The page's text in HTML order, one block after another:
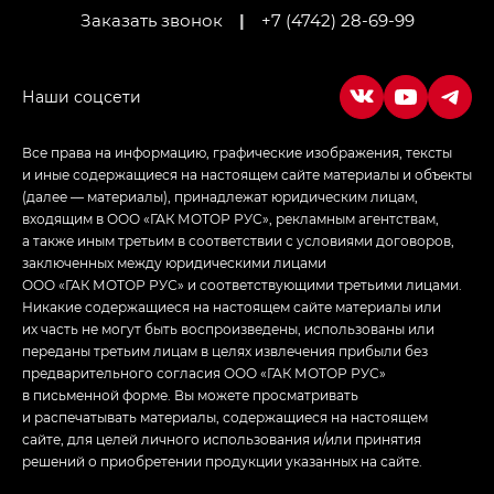
Empow — Эмпау (Empow) в комплектации
Заказать звонок
| +7 (4742) 28-69-99
Все права на информацию, графические изображения, тексты
и иные содержащиеся на настоящем сайте материалы и объекты
(далее — материалы), принадлежат юридическим лицам,
входящим в ООО «ГАК МОТОР РУС», рекламным агентствам,
а также иным третьим в соответствии с условиями договоров,
заключенных между юридическими лицами
ООО «ГАК МОТОР РУС» и соответствующими третьими лицами.
Никакие содержащиеся на настоящем сайте материалы или
их часть не могут быть воспроизведены, использованы или
переданы третьим лицам в целях извлечения прибыли без
предварительного согласия ООО «ГАК МОТОР РУС»
в письменной форме. Вы можете просматривать
и распечатывать материалы, содержащиеся на настоящем
сайте, для целей личного использования и/или принятия
решений о приобретении продукции указанных на сайте.